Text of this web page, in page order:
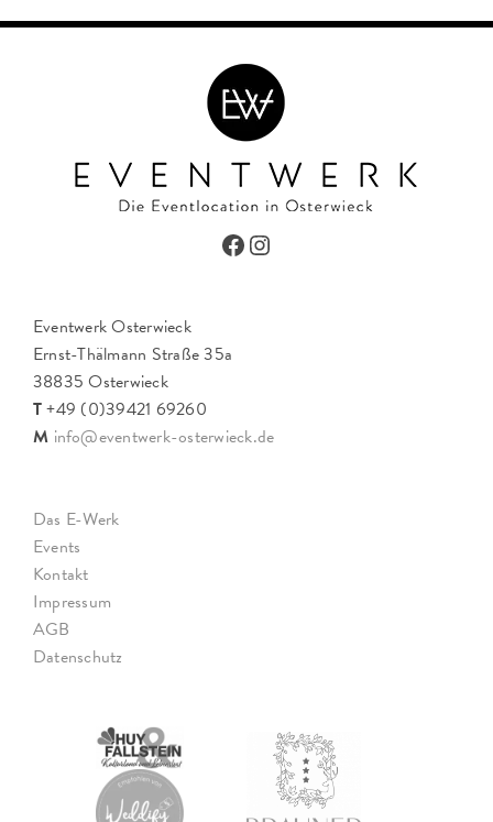
Facebook
Eventwerk Osterwieck
Ernst-Thälmann Straße 35a
38835 Osterwieck
T+49 (0)39421 69260
M info@eventwerk-osterwieck.de
Das E-Werk
Events
Kontakt
Impressum
AGB
Datenschutz